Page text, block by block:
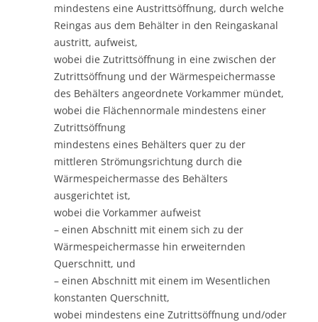
mindestens eine Austrittsöffnung, durch welche
Reingas aus dem Behälter in den Reingaskanal
austritt, aufweist,
wobei die Zutrittsöffnung in eine zwischen der
Zutrittsöffnung und der Wärmespeichermasse
des Behälters angeordnete Vorkammer mündet,
wobei die Flächennormale mindestens einer
Zutrittsöffnung
mindestens eines Behälters quer zu der
mittleren Strömungsrichtung durch die
Wärmespeichermasse des Behälters
ausgerichtet ist,
wobei die Vorkammer aufweist
– einen Abschnitt mit einem sich zu der
Wärmespeichermasse hin erweiternden
Querschnitt, und
– einen Abschnitt mit einem im Wesentlichen
konstanten Querschnitt,
wobei mindestens eine Zutrittsöffnung und/oder